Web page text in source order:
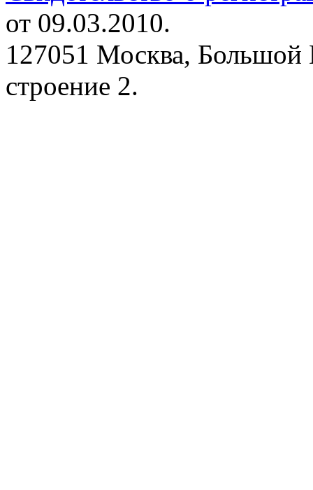
от 09.03.2010.
127051 Москва, Большой
строение 2.